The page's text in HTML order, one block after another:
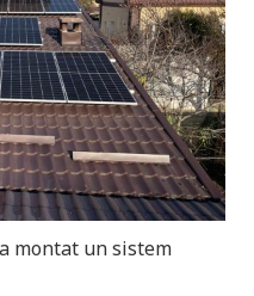
montat un sistem